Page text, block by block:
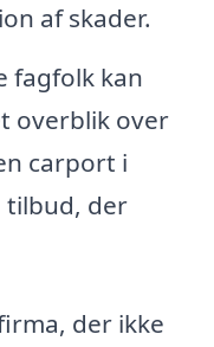
af skader.
fagfolk kan
overblik over
carport i
tilbud, der
der ikke